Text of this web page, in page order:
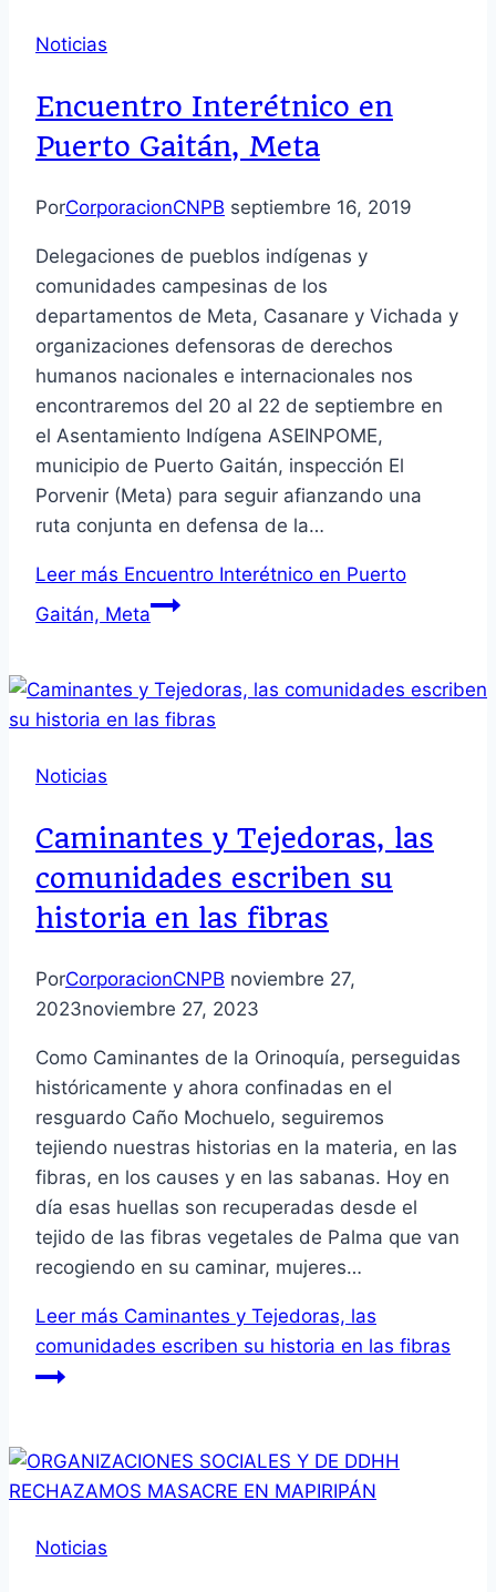
Noticias
Encuentro Interétnico en
Puerto Gaitán, Meta
PorCorporacionCNPB septiembre 16, 2019
Delegaciones de pueblos indígenas y
comunidades campesinas de los
departamentos de Meta, Casanare y Vichada y
organizaciones defensoras de derechos
humanos nacionales e internacionales nos
encontraremos del 20 al 22 de septiembre en
el Asentamiento Indígena ASEINPOME,
municipio de Puerto Gaitán, inspección El
Porvenir (Meta) para seguir afianzando una
ruta conjunta en defensa de la…
Leer más Encuentro Interétnico en Puerto
Gaitán, Meta
Noticias
Caminantes y Tejedoras, las
comunidades escriben su
historia en las fibras
PorCorporacionCNPB noviembre 27,
2023noviembre 27, 2023
Como Caminantes de la Orinoquía, perseguidas
históricamente y ahora confinadas en el
resguardo Caño Mochuelo, seguiremos
tejiendo nuestras historias en la materia, en las
fibras, en los causes y en las sabanas. Hoy en
día esas huellas son recuperadas desde el
tejido de las fibras vegetales de Palma que van
recogiendo en su caminar, mujeres…
Leer más Caminantes y Tejedoras, las
comunidades escriben su historia en las fibras
Noticias